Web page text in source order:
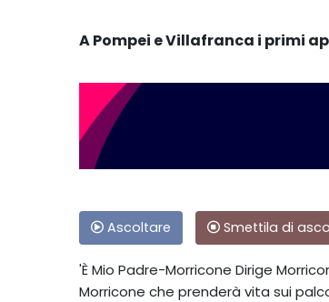
A Pompei e Villafranca i primi
Ascoltare Smettila di
'È Mio Padre-Morricone Dirige
Morricone che prenderà vita sui